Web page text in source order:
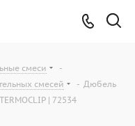
смеси
-
смесей
- Дюбель
| 72534